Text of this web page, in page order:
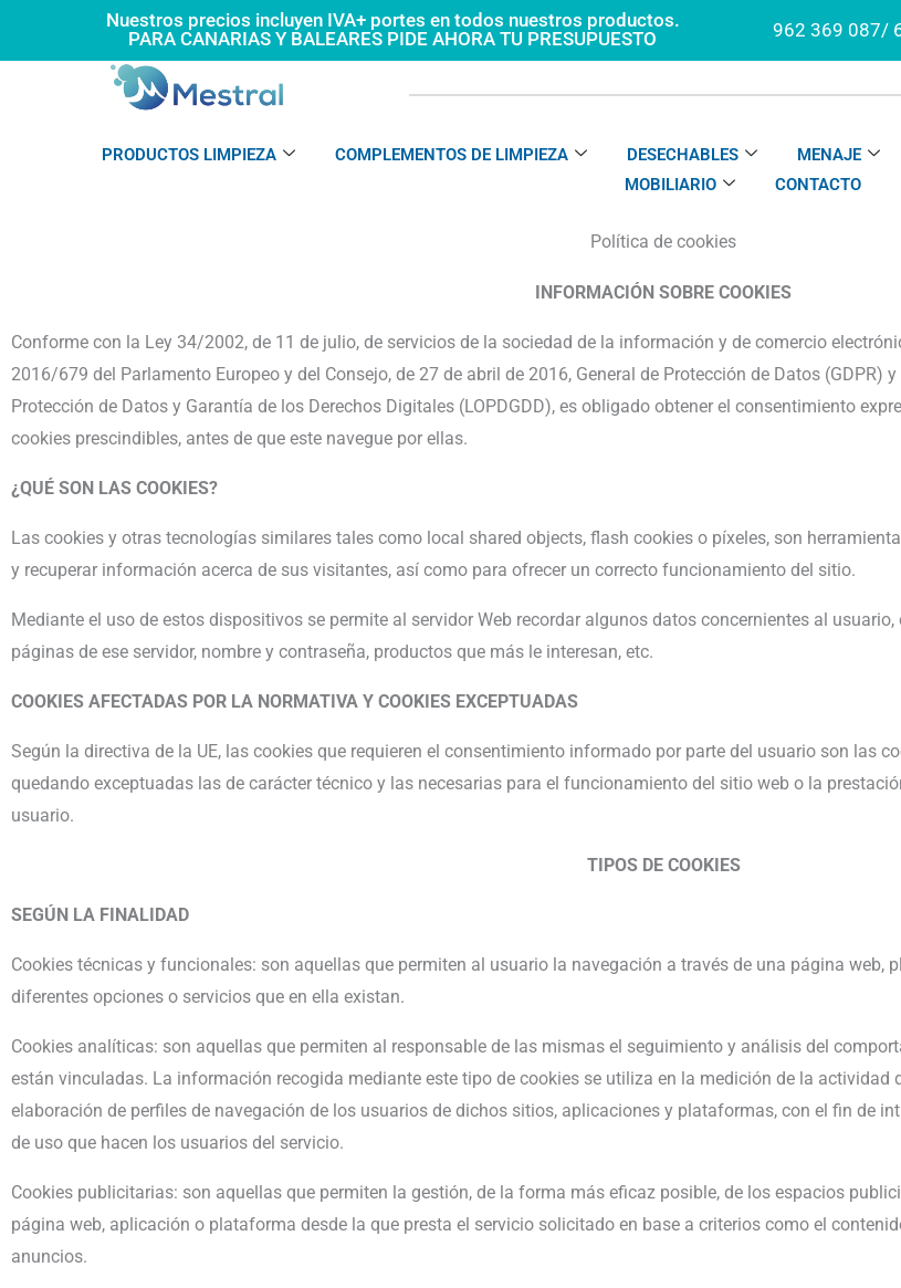
Nuestros precios incluyen IVA+ portes en todos nuestros productos.
PARA CANARIAS Y BALEARES PIDE AHORA TU PRESUPUESTO
962 369 087/
PRODUCTOS LIMPIEZA COMPLEMENTOS DE LIMPIEZA DESECHABLES MENAJE
MOBILIARIO
CONTACTO
Política de cookies
INFORMACIÓN SOBRE COOKIES
Conforme con la Ley 34/2002, de 11 de julio, de servicios de la sociedad de la información y de comercio
2016/679 del Parlamento Europeo y del Consejo, de 27 de abril de 2016, General de Protección de Datos (GDPR)
Protección de Datos y Garantía de los Derechos Digitales (LOPDGDD), es obligado obtener el consentimiento
cookies prescindibles, antes de que este navegue por ellas.
¿QUÉ SON LAS COOKIES?
Las cookies y otras tecnologías similares tales como local shared objects, flash cookies o píxeles, son
y recuperar información acerca de sus visitantes, así como para ofrecer un correcto funcionamiento del sitio.
Mediante el uso de estos dispositivos se permite al servidor Web recordar algunos datos concernientes al
páginas de ese servidor, nombre y contraseña, productos que más le interesan, etc.
COOKIES AFECTADAS POR LA NORMATIVA Y COOKIES EXCEPTUADAS
Según la directiva de la UE, las cookies que requieren el consentimiento informado por parte del usuario son las
quedando exceptuadas las de carácter técnico y las necesarias para el funcionamiento del sitio web o la
usuario.
TIPOS DE COOKIES
SEGÚN LA FINALIDAD
Cookies técnicas y funcionales: son aquellas que permiten al usuario la navegación a través de una página
diferentes opciones o servicios que en ella existan.
Cookies analíticas: son aquellas que permiten al responsable de las mismas el seguimiento y análisis del
están vinculadas. La información recogida mediante este tipo de cookies se utiliza en la medición de la
elaboración de perfiles de navegación de los usuarios de dichos sitios, aplicaciones y plataformas, con el fin de
de uso que hacen los usuarios del servicio.
Cookies publicitarias: son aquellas que permiten la gestión, de la forma más eficaz posible, de los espacios
página web, aplicación o plataforma desde la que presta el servicio solicitado en base a criterios como el
anuncios.